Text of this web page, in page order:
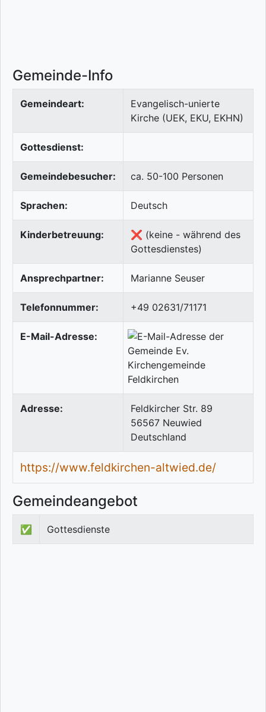
Gemeinde-Info
Gemeindeart:
Evangelisch-unierte
Kirche (UEK, EKU, EKHN)
Gottesdienst:
Gemeindebesucher: ca. 50-100 Personen
Sprachen: Deutsch
Kinderbetreuung:
❌ (keine - während des
Gottesdienstes)
Ansprechpartner: Marianne Seuser
Telefonnummer: +49 02631/71171
E-Mail-Adresse:
Adresse:
Feldkircher Str. 89
56567 Neuwied
Deutschland
https://www.feldkirchen-altwied.de/
Gemeindeangebot
✅ Gottesdienste